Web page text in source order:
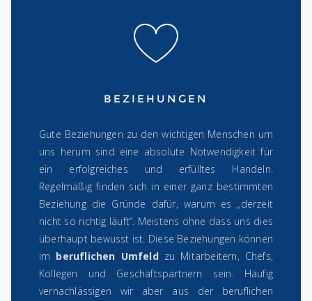
BEZIEHUNGEN
Gute Beziehungen zu den wichtigen Menschen um
uns herum sind eine absolute Notwendigkeit für
ein erfolgreiches und erfülltes Handeln.
Regelmäßig finden sich in einer ganz bestimmten
Beziehung die Gründe dafür, warum es „derzeit
nicht so richtig läuft“. Meistens ohne dass uns dies
überhaupt bewusst ist. Diese Beziehungen können
im beruflichen Umfeldzu Mitarbeitern, Chefs,
Kollegen und Geschäftspartnern sein. Häufig
vernachlässigen wir aber aus der beruflichen